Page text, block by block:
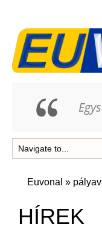
Euvonal »
HÍREK